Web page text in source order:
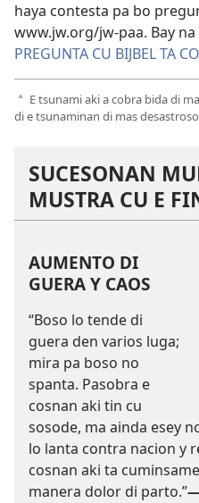
haya contesta pa bo
www.jw.org/jw-paa. Bay na
PREGUNTA CU BIJBEL TA
a E tsunami aki a cobra bida di
di e tsunaminan di mas
SUCESONAN
MUSTRA CU E
AUMENTO DI
GUERA Y CAOS
“Boso lo tende di
guera den varios luga;
mira pa boso no
spanta. Pasobra e
cosnan aki tin cu
sosode, ma ainda esey
lo lanta contra nacion y
cosnan aki ta
manera dolor di parto.”